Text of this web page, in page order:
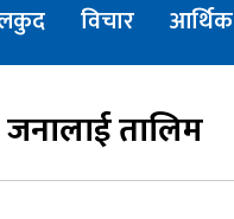
विचार आर्थिक
तालिम